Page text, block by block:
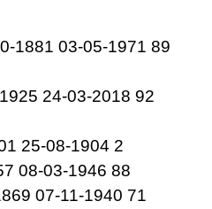
1881 03-05-1971 89
24-03-2018 92
25-08-1904 2
08-03-1946 88
07-11-1940 71